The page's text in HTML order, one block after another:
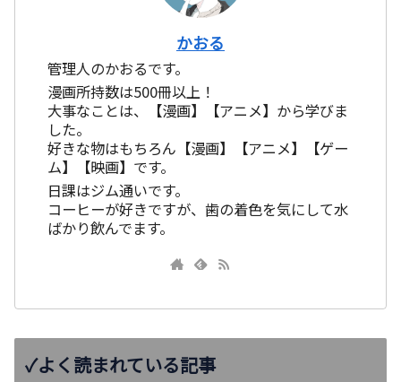
かおる
管理人のかおるです。
漫画所持数は500冊以上！
大事なことは、【漫画】【アニメ】から学びま
した。
好きな物はもちろん【漫画】【アニメ】【ゲー
ム】【映画】です。
日課はジム通いです。
コーヒーが好きですが、歯の着色を気にして水
ばかり飲んでます。
✓よく読まれている記事